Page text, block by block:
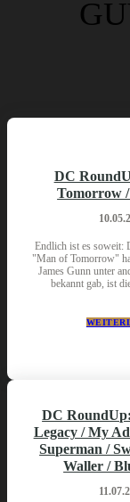
DC
Tomorrow
Endlich ist es soweit:
"Man of Tomorrow"
James Gunn unter
bekannt gab, ist
DC
Legacy / My
Superman /
Waller /